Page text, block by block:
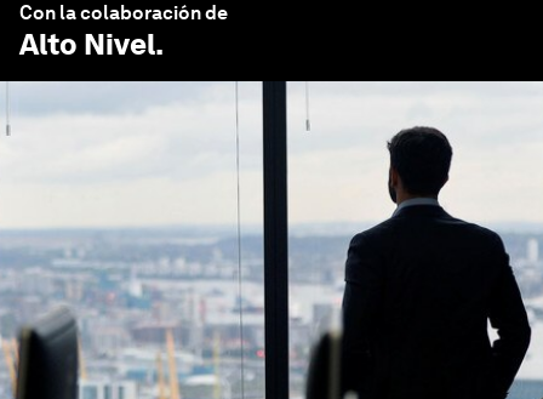
Con la colaboración de
Alto Nivel.